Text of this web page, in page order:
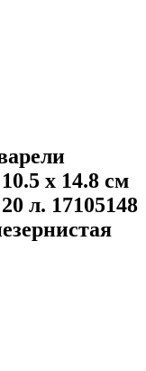
х 14.8 см
л. 17105148